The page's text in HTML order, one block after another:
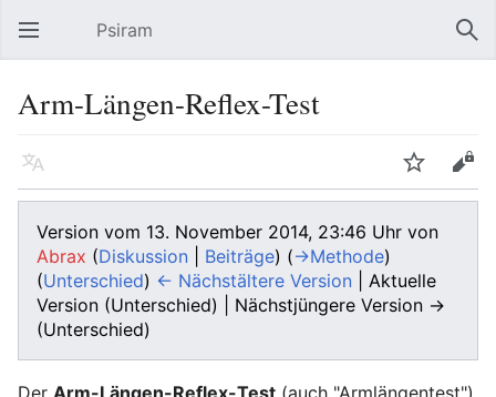
Hauptmenü öffnen Psiram
Arm-Längen-Reflex-Test
Sprache Beobachten Bearbeiten
Version vom 13. November 2014, 23:46 Uhr von
Abrax (Diskussion Beiträge) (→‎Methode)
(Unterschied) ← Nächstältere Version | Aktuelle
Version (Unterschied) | Nächstjüngere Version →
(Unterschied)
Der Arm-Längen-Reflex-Test (auch "Armlängentest")